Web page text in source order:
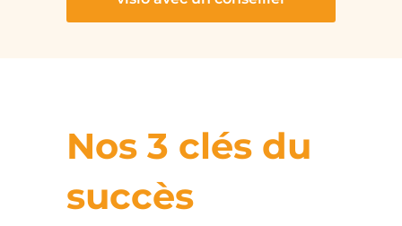
Nos 3 clés du
succès